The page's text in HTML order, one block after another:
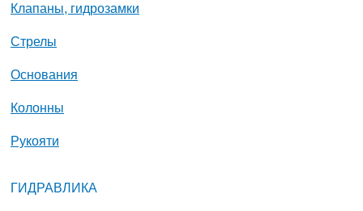
Клапаны, гидрозамки
Стрелы
Основания
Колонны
Рукояти
ГИДРАВЛИКА